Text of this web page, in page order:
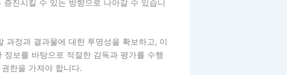
진시킬 수 있는 방향으로 나아갈 수 있습니
과정과 결과물에 대한 투명성을 확보하고, 이
보를 바탕으로 적절한 감독과 평가를 수행
한을 가져야 합니다.